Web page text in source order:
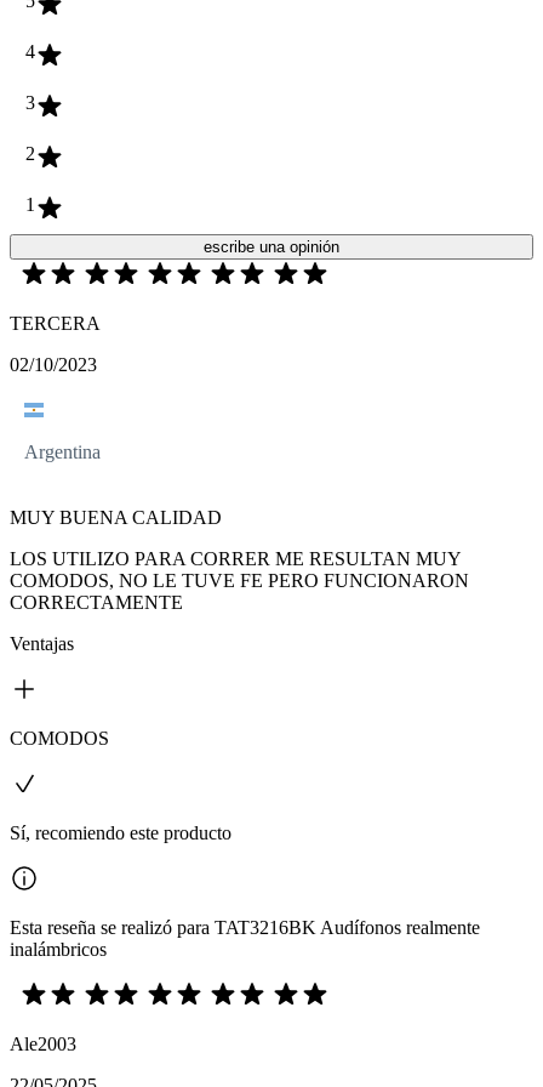
4
3
2
1
escribe una opinión
TERCERA
02/10/2023
Argentina
MUY BUENA CALIDAD
LOS UTILIZO PARA CORRER ME RESULTAN MUY
COMODOS, NO LE TUVE FE PERO FUNCIONARON
CORRECTAMENTE
Ventajas
COMODOS
Sí, recomiendo este producto
Esta reseña se realizó para TAT3216BK Audífonos realmente
inalámbricos
Ale2003